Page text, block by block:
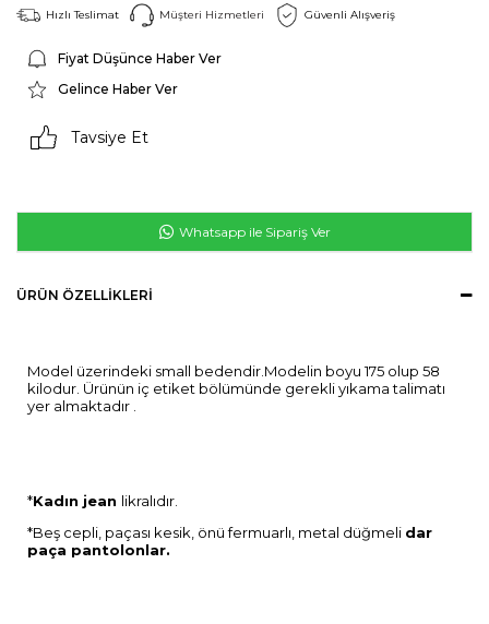
Hızlı Teslimat Müşteri Hizmetleri Güvenli Alışveriş
Fiyat Düşünce Haber Ver
Gelince Haber Ver
Tavsiye Et
Whatsapp ile Sipariş Ver
ÜRÜN ÖZELLIKLERI
Model üzerindeki small bedendir.Modelin boyu 175 olup 58
kilodur. Ürünün iç etiket bölümünde gerekli yıkama talimatı
yer almaktadır .
*Kadın jean likralıdır.
*Beş cepli, paçası kesik, önü fermuarlı, metal düğmeli dar
paça pantolonlar.